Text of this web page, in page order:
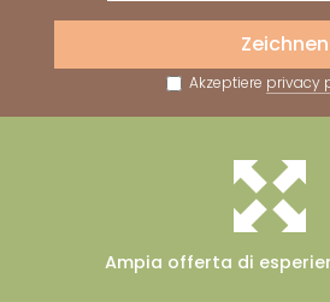
Akzeptiere privacy
Zeichnen
Ampia offerta di